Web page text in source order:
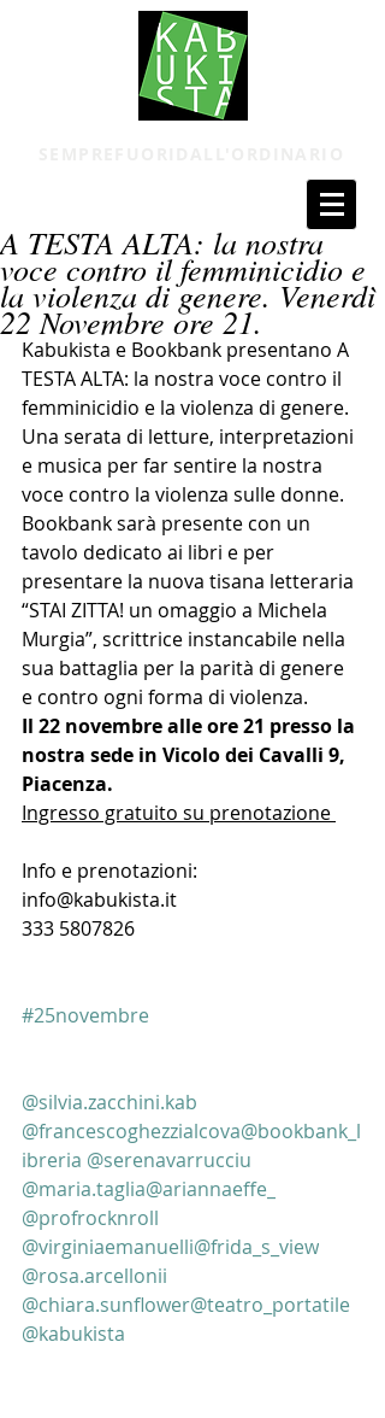
A TESTA ALTA: la nostra
voce contro il femminicidio e
la violenza di genere. Venerdì
22 Novembre ore 21.
Kabukista e Bookbank presentano A
TESTA ALTA: la nostra voce contro il
femminicidio e la violenza di genere.
Una serata di letture, interpretazioni
e musica per far sentire la nostra
voce contro la violenza sulle donne.
Bookbank sarà presente con un
tavolo dedicato ai libri e per
presentare la nuova tisana letteraria
“STAI ZITTA! un omaggio a Michela
Murgia”, scrittrice instancabile nella
sua battaglia per la parità di genere
e contro ogni forma di violenza.
Il 22 novembre alle ore 21 presso la
nostra sede in Vicolo dei Cavalli 9,
Piacenza.
Ingresso gratuito su prenotazione
Info e prenotazioni:
info@kabukista.it
333 5807826
#25novembre
@silvia.zacchini.kab
@francescoghezzialcova@bookbank_l
ibreria @serenavarrucciu
@maria.taglia@ariannaeffe_
@profrocknroll
@virginiaemanuelli@frida_s_view
@rosa.arcellonii
@chiara.sunflower@teatro_portatile
@kabukista